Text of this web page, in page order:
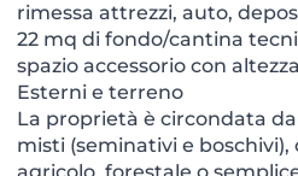
rimessa attrezzi, auto,
22 mq di fondo/cantina
spazio accessorio con
Esterni e terreno
La proprietà è circondata
misti (seminativi e